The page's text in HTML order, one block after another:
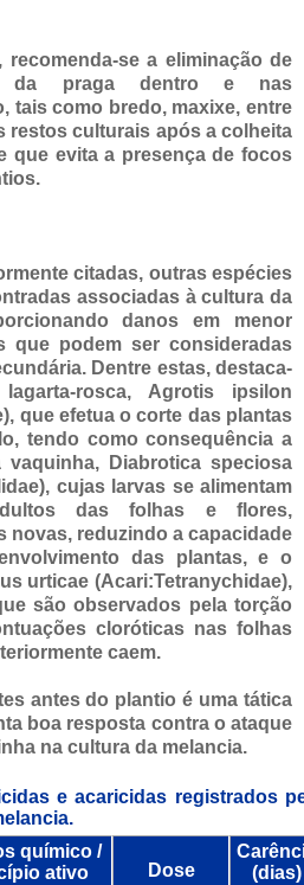
se a eliminação de
da praga dentro e nas
tais como bredo, maxixe, entre
restos culturais após a colheita
que evita a presença de focos
citadas, outras espécies
associadas à cultura da
danos em menor
que podem ser consideradas
Dentre estas, destaca-
rosca, Agrotis ipsilon
que efetua o corte das plantas
tendo como consequência a
Diabrotica speciosa
cujas larvas se alimentam
das folhas e flores,
novas, reduzindo a capacidade
das plantas, e o
urticae (Acari:Tetranychidae),
são observados pela torção
cloróticas nas folhas
caem.
antes do plantio é uma tática
boa resposta contra o ataque
na cultura da melancia.
e acaricidas registrados
químico /
ativo
Dose
(dias)